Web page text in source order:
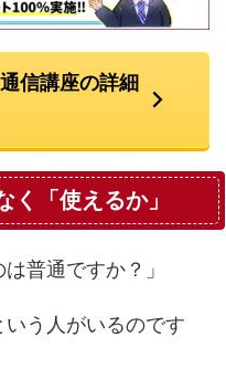
信講座の詳細
く「使えるか」
普通ですか？」
いう人がいるのです